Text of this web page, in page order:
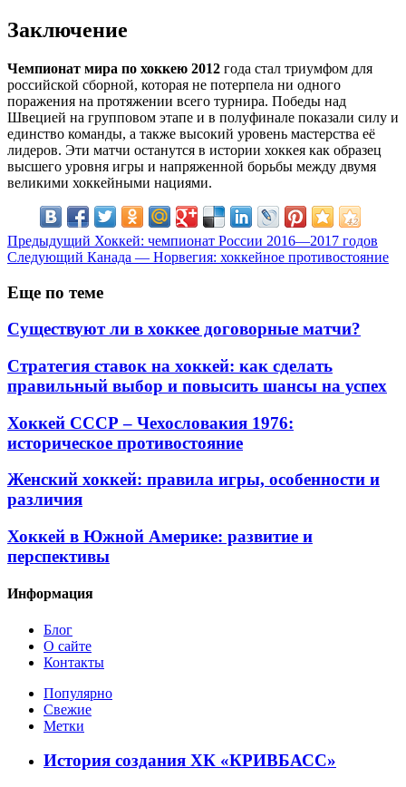
Заключение
Чемпионат мира по хоккею 2012 года стал триумфом для
российской сборной, которая не потерпела ни одного
поражения на протяжении всего турнира. Победы над
Швецией на групповом этапе и в полуфинале показали силу и
единство команды, а также высокий уровень мастерства её
лидеров. Эти матчи останутся в истории хоккея как образец
высшего уровня игры и напряженной борьбы между двумя
великими хоккейными нациями.
Предыдущий Хоккей: чемпионат России 2016—2017 годов
Следующий Канада — Норвегия: хоккейное противостояние
Еще по теме
Существуют ли в хоккее договорные матчи?
Стратегия ставок на хоккей: как сделать
правильный выбор и повысить шансы на успех
Хоккей СССР – Чехословакия 1976:
историческое противостояние
Женский хоккей: правила игры, особенности и
различия
Хоккей в Южной Америке: развитие и
перспективы
Информация
Блог
О сайте
Контакты
Популярно
Свежие
Метки
История создания ХК «КРИВБАСС»